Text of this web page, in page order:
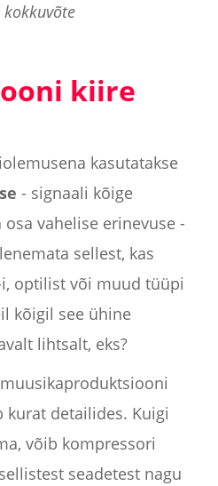
kiire
kasutatakse
- signaali kõige
vahelise erinevuse -
sellest, kas
i, optilist või muud tüüpi
kõigil see ühine
lihtsalt, eks?
kurat detailides. Kuigi
võib kompressori
seadetest nagu